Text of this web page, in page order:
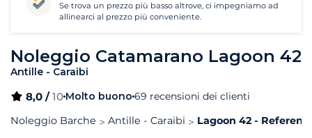
Noleggio Catamarano Lagoon 42
Antille - Caraibi
8,0 /10 Molto buono 69 recensioni dei clienti
Noleggio Barche
Antille - Caraibi Lagoon 42 -
Se trova un prezzo più basso altrove, ci impegniamo ad
allinearci al prezzo più conveniente.